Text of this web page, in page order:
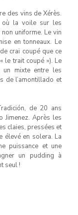
des vins de Xérès.
où la voile sur les
uniforme. Le vin
en tonneaux. Le
crai coupé que ce
le trait coupé »). Le
un mixte entre les
de l’amontillado et
de 20 ans
Jimenez. Après les
claies, pressées et
élevé en solera. La
puissance et une
un pudding à
seul !